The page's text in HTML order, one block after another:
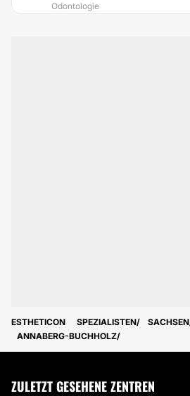
Odontologie
ESTHETICON SPEZIALISTEN
SACHSEN
ANNABERG-BUCHHOLZ
ZULETZT GESEHENE ZENTREN